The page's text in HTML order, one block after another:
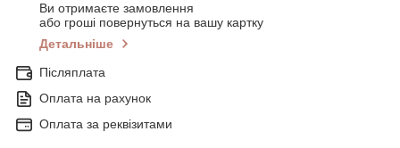
Ви отримаєте замовлення
або гроші повернуться на вашу картку
Детальніше
Післяплата
Оплата на рахунок
Оплата за реквізитами